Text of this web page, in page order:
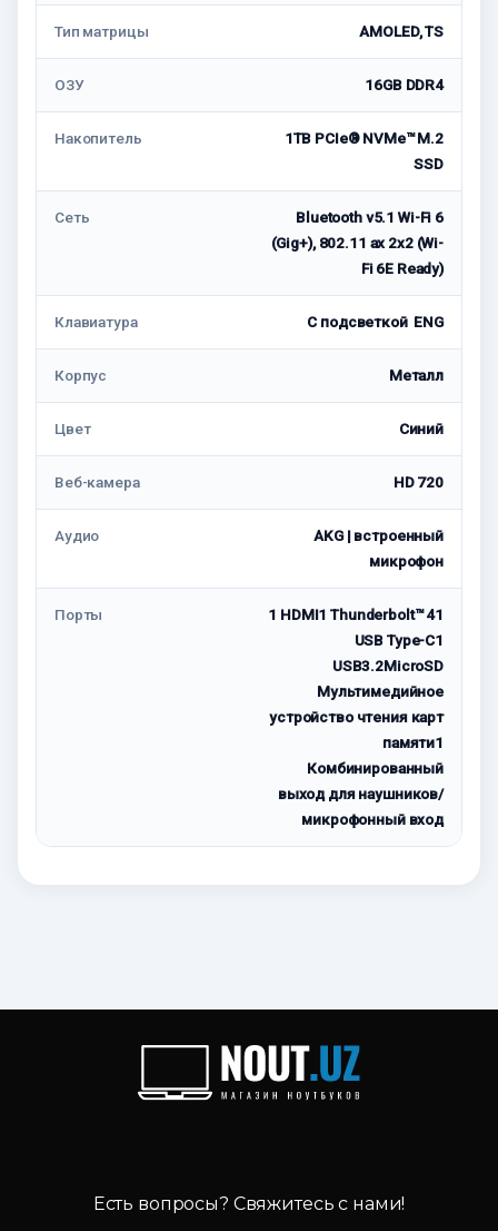
Тип матрицы AMOLED, TS
ОЗУ 16GB DDR4
Накопитель
1TB PCIe® NVMe™ M.2
SSD
Сеть
Bluetooth v5.1 Wi-Fi 6
(Gig+), 802.11 ax 2x2 (Wi-
Fi 6E Ready)
Клавиатура С подсветкой ENG
Корпус Металл
Цвет Синий
Веб-камера HD 720
Аудио
AKG | встроенный
микрофон
Порты
1 HDMI1 Thunderbolt™ 41
USB Type-C1
USB3.2MicroSD
Мультимедийное
устройство чтения карт
памяти1
Комбинированный
выход для наушников/
микрофонный вход
Есть вопросы? Свяжитесь с нами!